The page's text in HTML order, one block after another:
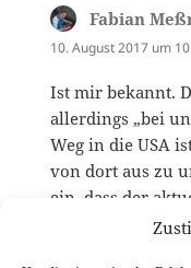
Fabian
10. August 2017 um
Ist mir bekannt.
allerdings „bei
Weg in die USA
von dort aus zu
ein, dass der
sehr steigen